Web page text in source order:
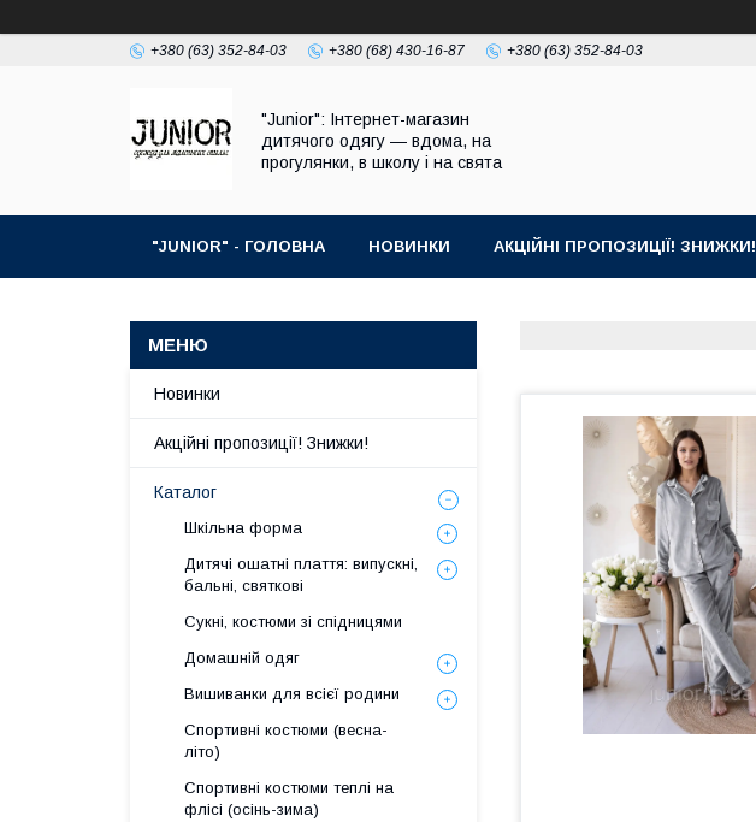
+380 (63) 352-84-03 +380 (68) 430-16-87 +380 (63) 352-84-03
"Junior": Інтернет-магазин
дитячого одягу — вдома, на
прогулянки, в школу і на свята
"JUNIOR" - ГОЛОВНА НОВИНКИ АКЦІЙНІ ПРОПОЗИЦІЇ! ЗНИЖКИ!
Новинки
Акційні пропозиції! Знижки!
Каталог
Шкільна форма
Дитячі ошатні плаття: випускні,
бальні, святкові
Сукні, костюми зі спідницями
Домашній одяг
Вишиванки для всієї родини
Спортивні костюми (весна-
літо)
Спортивні костюми теплі на
флiсi (осінь-зима)